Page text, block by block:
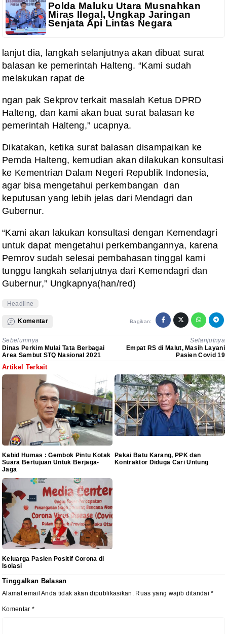
Polda Maluku Utara Musnahkan
Miras Ilegal, Ungkap Jaringan
Senjata Api Lintas Negara
lanjut dia, langkah selanjutnya akan dibuat surat
balasan ke pemerintah Halteng. “Kami sudah
melakukan rapat de
ngan pak Sekprov terkait masalah Ketua DPRD
Halteng, dan kami akan buat surat balasan ke
pemerintah Halteng,” ucapnya.
Dikatakan, ketika surat balasan disampaikan ke
Pemda Halteng, kemudian akan dilakukan konsultasi
ke Kementrian Dalam Negeri Republik Indonesia,
agar bisa mengetahui perkembangan dan
keputusan yang lebih jelas dari Mendagri dan
Gubernur.
“Kami akan lakukan konsultasi dengan Kemendagri
untuk dapat mengetahui perkembangannya, karena
Pemrov sudah selesai pembahasan tinggal kami
tunggu langkah selanjutnya dari Kemendagri dan
Gubernur,” Ungkapnya(han/red)
Headline
Komentar Bagikan:
Sebelumnya
Dinas Perkim Mulai Tata Berbagai
Area Sambut STQ Nasional 2021
Selanjutnya
Empat RS di Malut, Masih Layani
Pasien Covid 19
Artikel Terkait
Kabid Humas : Gembok Pintu Kotak
Suara Bertujuan Untuk Berjaga-
Jaga
Pakai Batu Karang, PPK dan
Kontraktor Diduga Cari Untung
Keluarga Pasien Positif Corona di
Isolasi
Tinggalkan Balasan
Alamat email Anda tidak akan dipublikasikan. Ruas yang wajib ditandai*
Komentar *